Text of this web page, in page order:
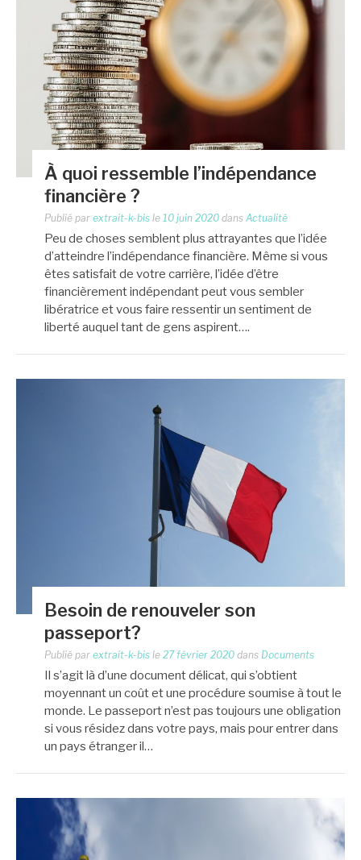
À quoi ressemble l’indépendance
financière ?
Publié par extrait-k-bis le 10 juin 2020 dans Actualité
Peu de choses semblent plus attrayantes que l’idée
d’atteindre l’indépendance financière. Même si vous
êtes satisfait de votre carrière, l’idée d’être
financièrement indépendant peut vous sembler
libératrice et vous faire ressentir un sentiment de
liberté auquel tant de gens aspirent….
Besoin de renouveler son
passeport?
Publié par extrait-k-bis le 27 février 2020 dans Documents
Il s’agit là d’une document délicat, qui s’obtient
moyennant un coût et une procédure soumise à tout le
monde. Le passeport n’est pas toujours une obligation
si vous résidez dans votre pays, mais pour entrer dans
un pays étranger il…